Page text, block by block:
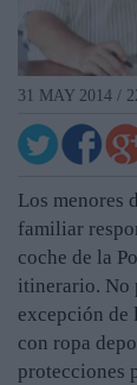
31 MAY 2014 /
Los menores
familiar
coche de la
itinerario. No
excepción de
con ropa
protecciones